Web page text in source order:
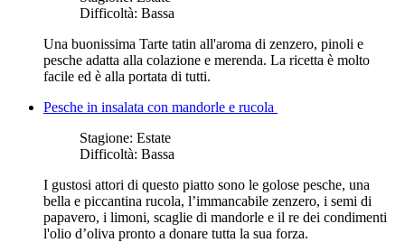
Difficoltà: Bassa
Una buonissima Tarte tatin all'aroma di zenzero, pinoli e
pesche adatta alla colazione e merenda. La ricetta è molto
facile ed è alla portata di tutti.
Pesche in insalata con mandorle e rucola
Stagione: Estate
Difficoltà: Bassa
I gustosi attori di questo piatto sono le golose pesche, una
bella e piccantina rucola, l’immancabile zenzero, i semi di
papavero, i limoni, scaglie di mandorle e il re dei condimenti
l'olio d’oliva pronto a donare tutta la sua forza.